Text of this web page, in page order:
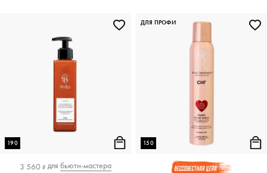
190
3 560 ₽ для бьюти-мастера
150
ДЛЯ ПРОФИ